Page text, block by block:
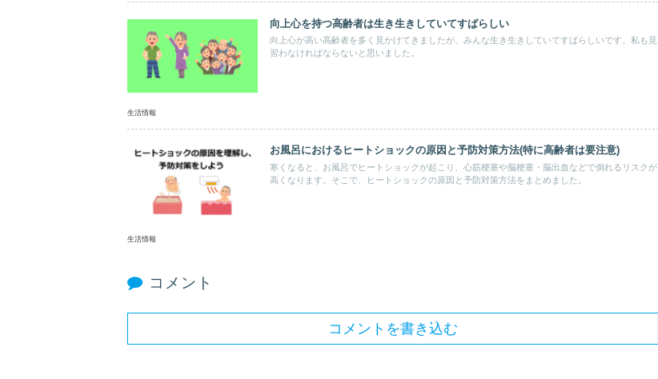
生活情報
向上心を持つ高齢者は生き生きしていてすばらしい
向上心が高い高齢者を多く見かけてきましたが、みんな生き生きしていてすばらしいです。私も見
習わなければならないと思いました。
生活情報
お風呂におけるヒートショックの原因と予防対策方法(特に高齢者は要注意)
寒くなると、お風呂でヒートショックが起こり、心筋梗塞や脳梗塞・脳出血などで倒れるリスクが
高くなります。そこで、ヒートショックの原因と予防対策方法をまとめました。
コメント
コメントを書き込む